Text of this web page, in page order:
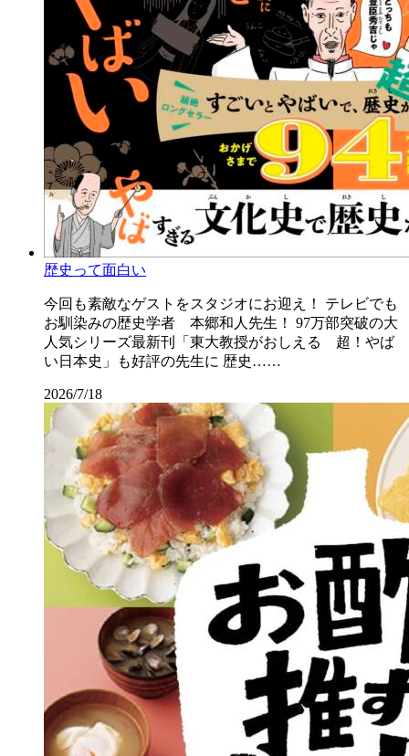
歴史って面白い
今回も素敵なゲストをスタジオにお迎え！ テレビでも
お馴染みの歴史学者 本郷和人先生！ 97万部突破の大
人気シリーズ最新刊「東大教授がおしえる 超！やば
い日本史」も好評の先生に 歴史……
2026/7/18